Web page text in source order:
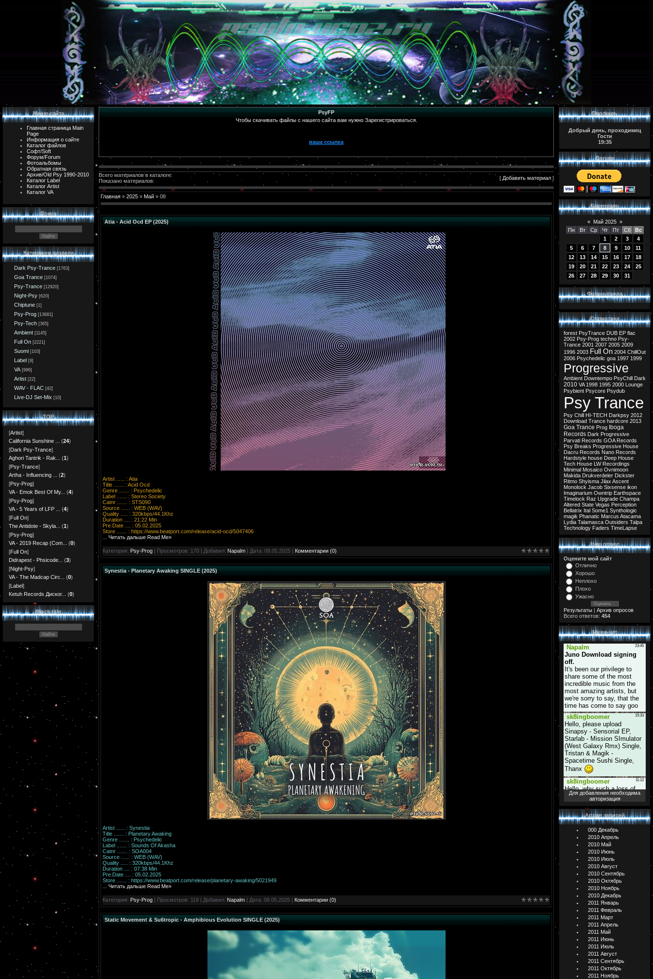
Меню сайта
Главная страница Main
Page
Информация о сайте
Каталог файлов
Софт/Soft
Форум/Forum
Фотоальбомы
Обратная связь
Архив/Old Psy 1990-2010
Каталог Label
Каталог Artist
Каталог VA
Поиск
Категории раздела
Dark Psy-Trance [1763]
Goa Trance [1074]
Psy-Trance [12920]
Night-Psy [620]
Chiptune [1]
Psy-Prog [13681]
Psy-Tech [365]
Ambient [1145]
Full On [2221]
Suomi [103]
Label [9]
VA [996]
Artist [22]
WAV - FLAC [42]
Live-DJ Set-Mix [10]
TOP
[Artist]
California Sunshine ...
(24)
[Dark Psy-Trance]
Aghori Tantrik - Rak...
(1)
[Psy-Trance]
Artha - Influencing ...
(2)
[Psy-Prog]
VA - Emok Best Of My...
(4)
[Psy-Prog]
VA - 5 Years of LFP ...
(4)
[Full On]
The Antidote - Skyla...
(1)
[Psy-Prog]
VA - 2019 Recap (Com...
(0)
[Full On]
Didrapest - Phsicode...
(3)
[Night-Psy]
VA - The Madcap Circ...
(0)
[Label]
Ketuh Records Диског...
(0)
Block title
PsyFP
Чтобы скачивать файлы с нашего сайта вам нужно Зарегистрироваться.
ваша ссылка
Всего материалов в каталоге:
Показано материалов:
[ Добавить материал ]
Главная » 2025 » Май » 08
Atia - Acid Ocd EP (2025)
Artist ...... : Atia
Title ....... : Acid Ocd
Genre ....... : Psychedelic
Label ....... : Stereo Society
Catnr ....... : STS090
Source ...... : WEB (WAV)
Quality ..... : 320kbps/44.1Khz
Duration .... : 21:22 Min
Pre.Date .... : 05.02.2025
Store ....... : https://www.beatport.com/release/acid-ocd/5047406
Читать дальше Read Me»
Категория: Psy-Prog | Просмотров: 170 | Добавил: Napalm | Дата: 08.05.2025 | Комментарии (0)
Synestia - Planetary Awaking SINGLE (2025)
Artist ...... : Synestia
Title ....... : Planetary Awaking
Genre ....... : Psychedelic
Label ....... : Sounds Of Akasha
Catnr ....... : SOA004
Source ...... : WEB (WAV)
Quality ..... : 320kbps/44.1Khz
Duration .... : 07:38 Min
Pre.Date .... : 05.02.2025
Store ....... : https://www.beatport.com/release/planetary-awaking/5021949
Читать дальше Read Me»
Категория: Psy-Prog | Просмотров: 118 | Добавил: Napalm | Дата: 08.05.2025 | Комментарии (0)
Static Movement & Su6tropic - Amphibious Evolution SINGLE (2025)
Профиль
Добрый день, проходимец
Гости
19:35
Donate
Календарь
« Май 2025 »
Пн
Вт Ср Чт Пт Сб
Вс
1
2 3
4
5
6 7 8 9 10
11
12
13 14 15 16 17
18
19
20 21 22 23 24
25
26
27 28 29 30 31
Форма входа
Статистика
forest PsyTrance DUB EP flac
2002 Psy-Prog techno Psy-
Trance 2001 2007 2005 2009
1996 2003 Full On 2004 ChillOut
2006 Psychedelic goa 1997 1999
Progressive
Ambient Downtempo PsyChill Dark
2010 VA 1998 1995 2000 Lounge
Psybient Psycore Psydub
Psy Trance
Psy Chill HI-TECH Darkpsy 2012
Download Trance hardcore 2013
Goa Trance Prog Iboga
Records Dark Progressive
Parvati Records GOA Records
Psy Breaks Progressive House
Dacru Records Nano Records
Hardstyle house Deep House
Tech House LW Recordings
Minimal Mosaico Ovnimoon
Makida Drukverdeler Dickster
Ritmo Shyisma Jilax Ascent
Monolock Jacob Sixsense ikon
Imaginarium Owntrip Earthspace
Timelock Raz Upgrade Champa
Altered State Vegas Perception
Bellatrix Ital Some1 Synthologic
magik Phanatic Marcus Atacama
Lydia Talamasca Outsiders Talpa
Technology Faders TimeLapse
Наш опрос
Оцените мой сайт
Отлично
Хорошо
Неплохо
Плохо
Ужасно
Результаты | Архив опросов
Всего ответов: 454
Мини-чат
Для добавления необходима
авторизация
Архив записей
000 Декабрь
2010 Апрель
2010 Май
2010 Июнь
2010 Июль
2010 Август
2010 Сентябрь
2010 Октябрь
2010 Ноябрь
2010 Декабрь
2011 Январь
2011 Февраль
2011 Март
2011 Апрель
2011 Май
2011 Июнь
2011 Июль
2011 Август
2011 Сентябрь
2011 Октябрь
2011 Ноябрь